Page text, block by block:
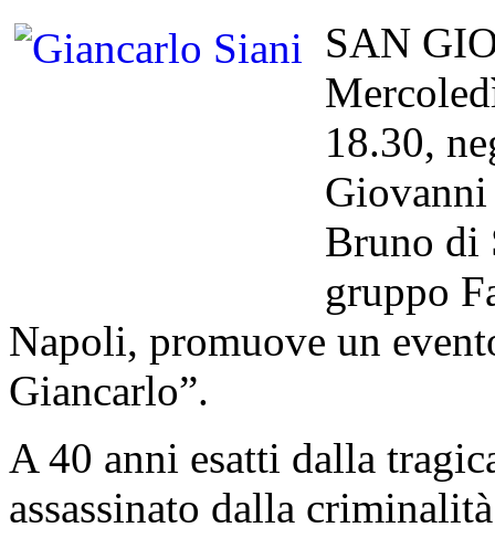
SAN
18.30,
Bruno di
gruppo
Napoli, promuove un
Giancarlo”.
A 40 anni esatti dalla
assassinato dalla